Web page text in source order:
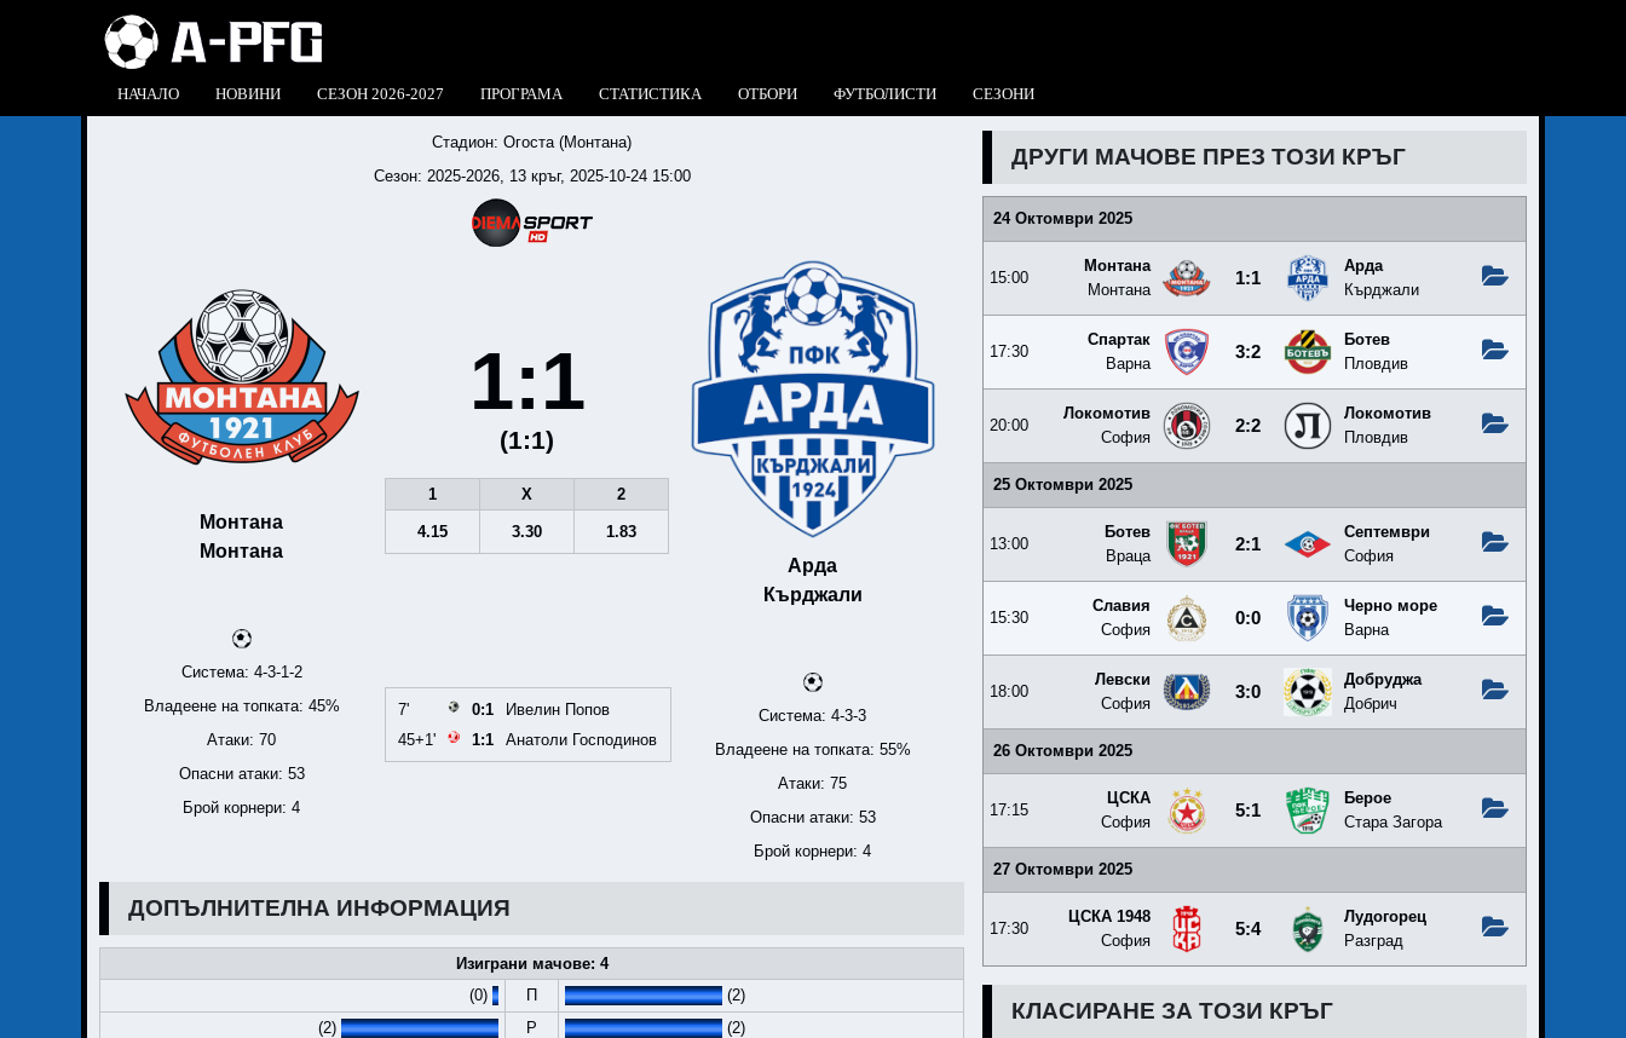
НАЧАЛО НОВИНИ СЕЗОН 2026-2027 ПРОГРАМА СТАТИСТИКА ОТБОРИ ФУТБОЛИСТИ СЕЗОНИ
ДРУГИ МАЧОВЕ ПРЕЗ ТОЗИ КРЪГ
24 Октомври 2025
15:00
Монтана
Монтана
1:1
Арда
Кърджали
17:30
Спартак
Варна
3:2
Ботев
Пловдив
20:00
Локомотив
София
2:2
Локомотив
Пловдив
25 Октомври 2025
13:00
Ботев
Враца
2:1
Септември
София
15:30
Славия
София
0:0
Черно море
Варна
18:00
Левски
София
3:0
Добруджа
Добрич
26 Октомври 2025
17:15
ЦСКА
София
5:1
Берое
Стара Загора
27 Октомври 2025
17:30
ЦСКА 1948
София
5:4
Лудогорец
Разград
КЛАСИРАНЕ ЗА ТОЗИ КРЪГ
Стадион: Огоста (Монтана)
Сезон: 2025-2026, 13 кръг, 2025-10-24 15:00
Монтана
Монтана
Система: 4-3-1-2
Владеене на топката: 45%
Атаки: 70
Опасни атаки: 53
Брой корнери: 4
1:1
(1:1)
1 X 2
4.15 3.30 1.83
7' 0:1
Ивелин Попов
45+1'
1:1 Анатоли Господинов
Арда
Кърджали
Система: 4-3-3
Владеене на топката: 55%
Атаки: 75
Опасни атаки: 53
Брой корнери: 4
ДОПЪЛНИТЕЛНА ИНФОРМАЦИЯ
Изиграни мачове: 4
(0)
П
(2)
(2)
Р
(2)